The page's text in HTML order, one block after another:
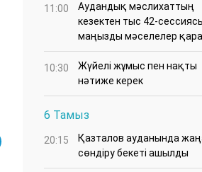
11:00
Аудандық мәслихаттың
кезектен тыс 42-
маңызды мәселелер
10:30
Жүйелі жұмыс пен нақты
нәтиже керек
6 Тамыз
20:15
Қазталов ауданында
сөндіру бекеті ашылды